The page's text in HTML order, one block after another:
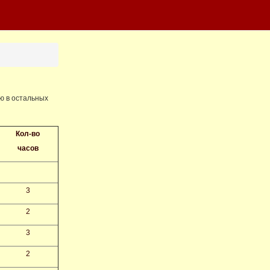
в остальных
Кол-во
часов
3
2
3
2